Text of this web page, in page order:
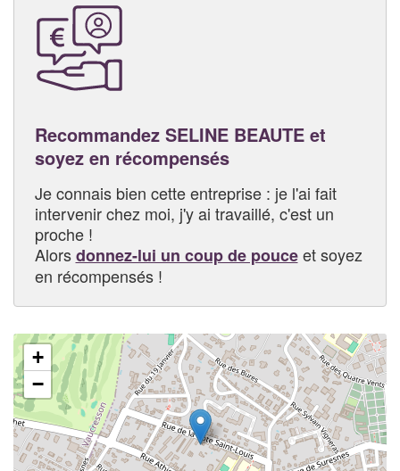
Recommandez SELINE BEAUTE et
soyez en récompensés
Je connais bien cette entreprise : je l'ai fait
intervenir chez moi, j'y ai travaillé, c'est un
proche !
Alorsdonnez-lui un coup de pouceet soyez
en récompensés !
+
−